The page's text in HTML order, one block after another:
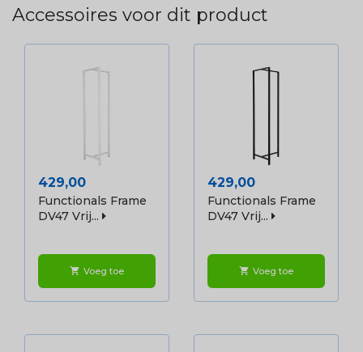
Accessoires voor dit product
Prijs
429,00
Functionals Frame
DV47 Vrij...
shopping_cart Voeg toe
Prijs
429,00
Functionals Frame
DV47 Vrij...
shopping_cart Voeg toe